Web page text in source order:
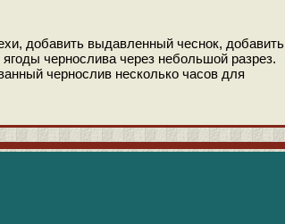
добавить выдавленный чеснок, добавить
чернослива через небольшой разрез.
чернослив несколько часов для